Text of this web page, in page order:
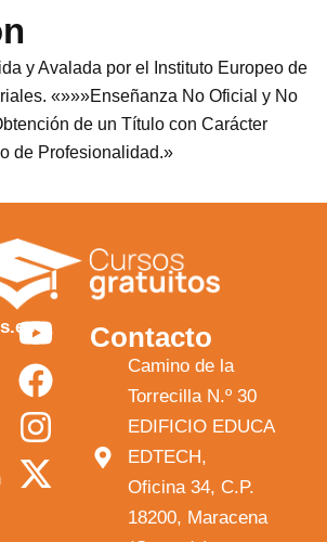
y Avalada por el Instituto Europeo de
«»»»Enseñanza No Oficial y No
de un Título con Carácter
de Profesionalidad.»
Y
o
u
t
u
F
a
c
e
b
I
n
s
t
a
X
-
t
w
i
Contacto
Camino de la
Torrecilla N.º 30
EDIFICIO EDUCA
EDTECH,
Oficina 34, C.P.
18200, Maracena